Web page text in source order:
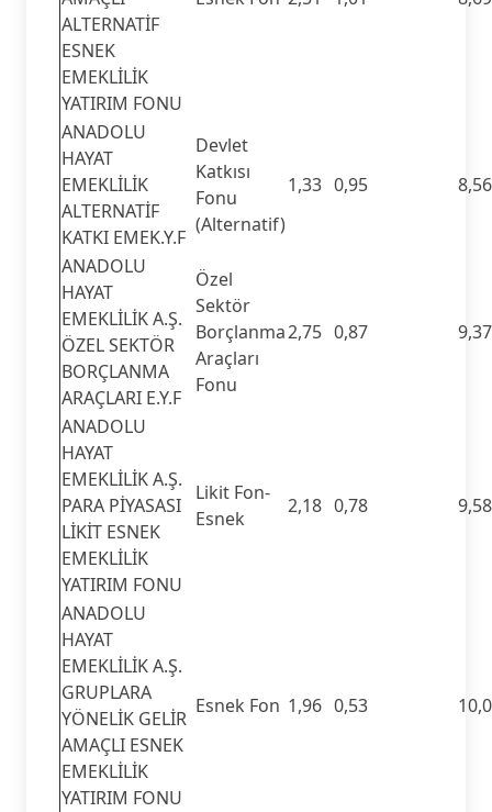
ALTERNATİF
ESNEK
EMEKLİLİK
YATIRIM FONU
ANADOLU
HAYAT
EMEKLİLİK
ALTERNATİF
KATKI EMEK.Y.F
Devlet
Katkısı
Fonu
(Alternatif)
1,33 0,95 8,56
ANADOLU
HAYAT
EMEKLİLİK A.Ş.
ÖZEL SEKTÖR
BORÇLANMA
ARAÇLARI E.Y.F
Özel
Sektör
Borçlanma
Araçları
Fonu
2,75 0,87 9,37
ANADOLU
HAYAT
EMEKLİLİK A.Ş.
PARA PİYASASI
LİKİT ESNEK
EMEKLİLİK
YATIRIM FONU
Likit Fon-
Esnek
2,18 0,78 9,58
ANADOLU
HAYAT
EMEKLİLİK A.Ş.
GRUPLARA
YÖNELİK GELİR
AMAÇLI ESNEK
EMEKLİLİK
YATIRIM FONU
Esnek Fon 1,96 0,53